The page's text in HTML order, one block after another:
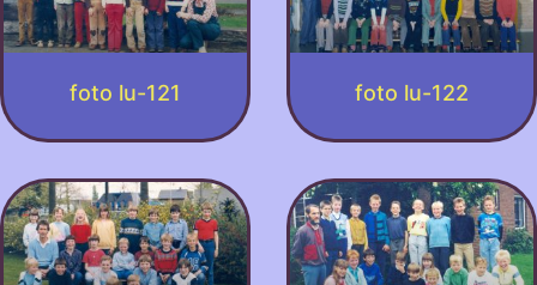
foto lu-121 foto lu-122